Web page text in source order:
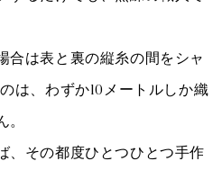
は表と裏の縦糸の間をシャ
は、わずか10メートルしか織
その都度ひとつひとつ手作